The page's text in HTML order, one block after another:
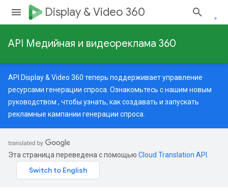
Display & Video 360
API Медийная и видеореклама 360
API Display & Video 360 теперь поддерживает управление
ресурсами генерации спроса. Ознакомьтесь с нашим новым
руководством , чтобы узнать, как создавать и запускать
рекламные кампании генерации спроса.
Эта страница переведена с помощью Cloud Translation API